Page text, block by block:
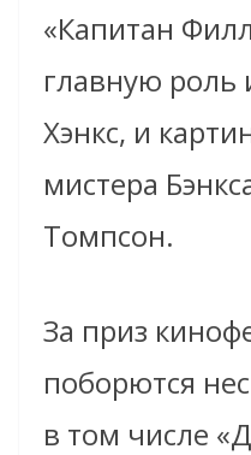
«Капитан
главную роль
Хэнкс, и
мистера
Томпсон.
За приз
поборются
в том числе